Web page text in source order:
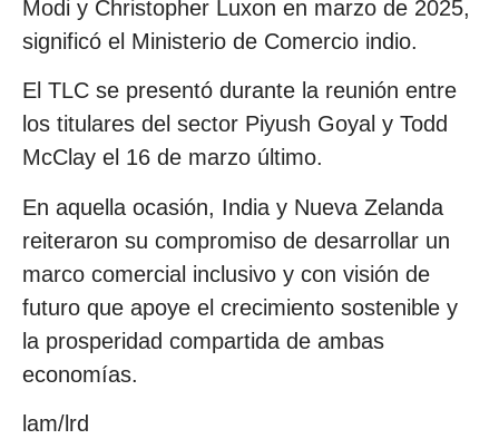
Modi y Christopher Luxon en marzo de 2025,
significó el Ministerio de Comercio indio.
El TLC se presentó durante la reunión entre
los titulares del sector Piyush Goyal y Todd
McClay el 16 de marzo último.
En aquella ocasión, India y Nueva Zelanda
reiteraron su compromiso de desarrollar un
marco comercial inclusivo y con visión de
futuro que apoye el crecimiento sostenible y
la prosperidad compartida de ambas
economías.
lam/lrd